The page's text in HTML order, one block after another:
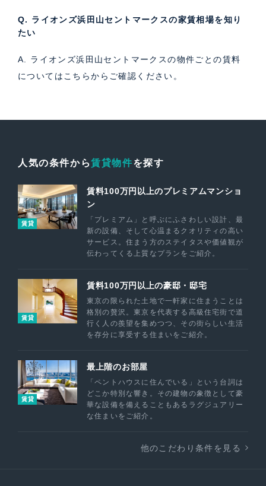
Q. ライオンズ浜田山セントマークスの家賃相場を知り
たい
A. ライオンズ浜田山セントマークスの物件ごとの賃料
については こちらからご確認ください。
人気の条件から賃貸物件を探す
賃貸
賃料100万円以上のプレミアムマンショ
ン
「プレミアム」と呼ぶにふさわしい設計、最
新の設備、そして心温まるクオリティの高い
サービス。住まう方のステイタスや価値観が
伝わってくる上質なプランをご紹介。
賃貸
賃料100万円以上の豪邸・邸宅
東京の限られた土地で一軒家に住まうことは
格別の贅沢。東京を代表する高級住宅街で道
行く人の羨望を集めつつ、その街らしい生活
を存分に享受する住まいをご紹介。
賃貸
最上階のお部屋
「ペントハウスに住んでいる」という台詞は
どこか特別な響き。その建物の象徴として豪
華な設備を備えることもあるラグジュアリー
な住まいをご紹介。
他のこだわり条件を見る